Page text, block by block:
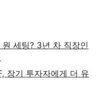
세팅? 3년 차 직장인
장기 투자자에게 더 유